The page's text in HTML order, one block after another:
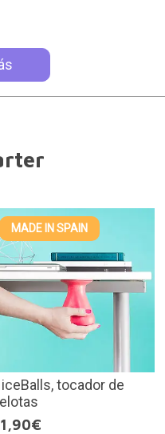
MADE IN SPAIN
tocador de